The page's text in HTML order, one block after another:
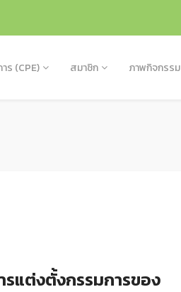
ร (CPE) สมาชิก ภาพกิจกรรม
แต่งตั้งกรรมการของ